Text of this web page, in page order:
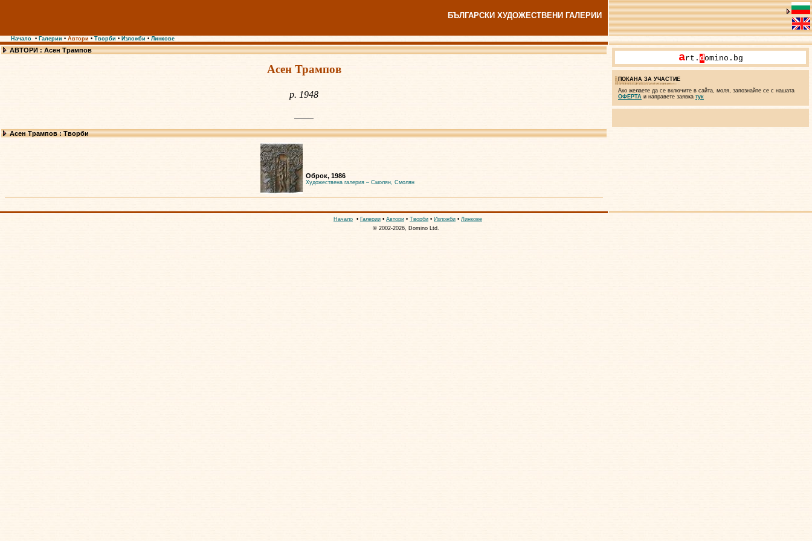
БЪЛГАРСКИ ХУДОЖЕСТВЕНИ ГАЛЕРИИ
Начало • Галерии • Автори • Творби • Изложби • Линкове
АВТОРИ : Асен Трампов
Асен Трампов
р. 1948
Асен Трампов : Творби
Оброк, 1986
Художествена галерия – Смолян, Смолян
art. domino.bg
ПОКАНА ЗА УЧАСТИЕ
Ако желаете да се включите в сайта, моля, запознайте се с нашата
ОФЕРТА и направете заявка тук
Начало • Галерии • Автори • Творби • Изложби • Линкове
© 2002-2026, Domino Ltd.